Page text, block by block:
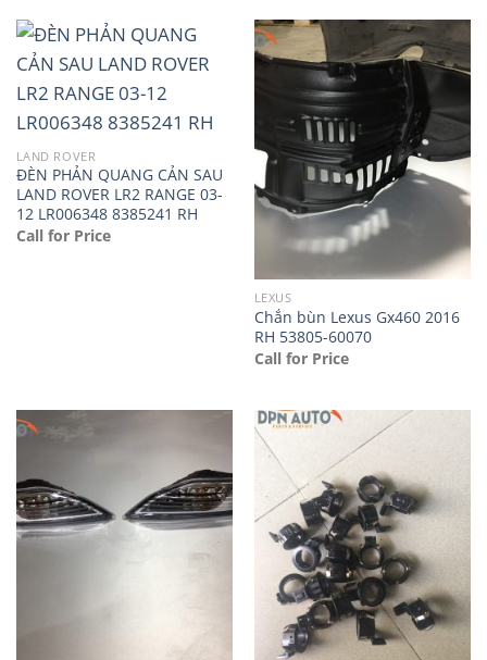
LAND ROVER
ĐÈN PHẢN QUANG CẢN SAU
LAND ROVER LR2 RANGE 03-
12 LR006348 8385241 RH
Call for Price
LEXUS
Chắn bùn Lexus Gx460 2016
RH 53805-60070
Call for Price